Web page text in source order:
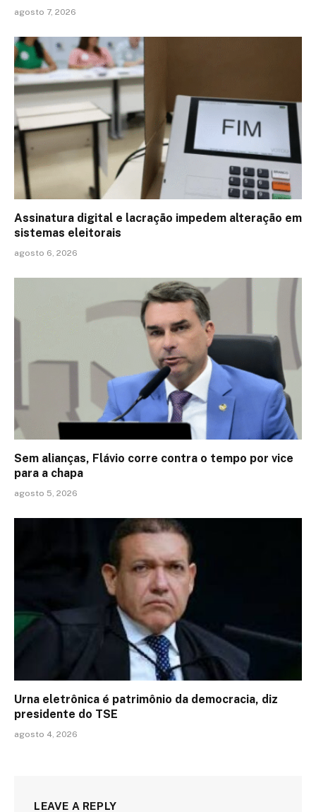
agosto 7, 2026
Assinatura digital e lacração impedem alteração em
sistemas eleitorais
agosto 6, 2026
Sem alianças, Flávio corre contra o tempo por vice
para a chapa
agosto 5, 2026
Urna eletrônica é patrimônio da democracia, diz
presidente do TSE
agosto 4, 2026
LEAVE A REPLY